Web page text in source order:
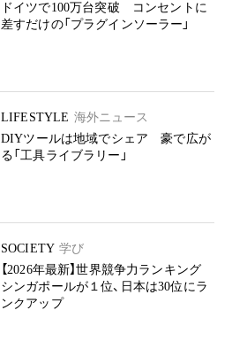
ドイツで100万台突破 コンセントに
差すだけの「プラグインソーラー」
LIFESTYLE 海外ニュース
DIYツールは地域でシェア 豪で広が
る「工具ライブラリー」
SOCIETY 学び
【2026年最新】世界競争力ランキング
シンガポールが１位、日本は30位にラ
ンクアップ